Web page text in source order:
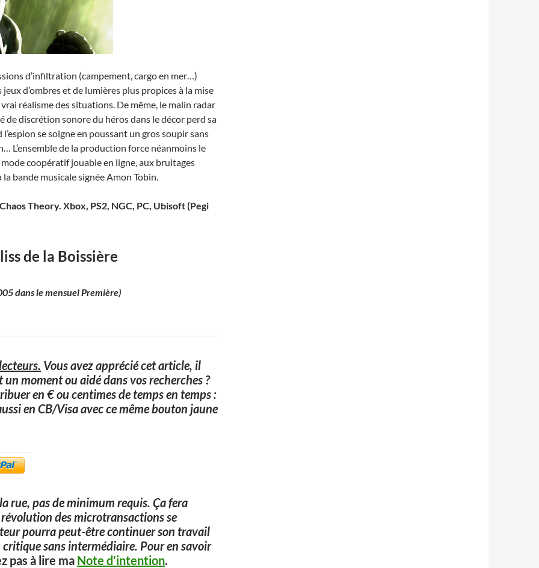
d’infiltration (campement, cargo en mer…)
d’ombres et de lumières plus propices à la mise
vrai réalisme des situations. De même, le malin radar
de discrétion sonore du héros dans le décor perd sa
se soigne en poussant un gros soupir sans
L’ensemble de la production force néanmoins le
mode coopératif jouable en ligne, aux bruitages
la bande musicale signée Amon Tobin.
Theory. Xbox, PS2, NGC, PC, Ubisoft (Pegi
de la Boissière
dans le mensuel Première)
Vous avez apprécié cet article, il
moment ou aidé dans vos recherches ?
en € ou centimes de temps en temps :
en CB/Visa avec ce même bouton jaune
rue, pas de minimum requis. Ça fera
des microtransactions se
pourra peut-être continuer son travail
sans intermédiaire. Pour en savoir
pas à lire ma Note d’intention.